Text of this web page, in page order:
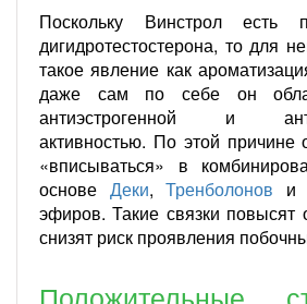
Поскольку Винстрол есть
дигидротестостерона, то для
такое явление как
даже сам по себе он
антиэстрогенной и
активностью. По этой
«вписываться» в
основе Деки, Тренболонов и
эфиров. Такие связки повысят
снизят риск проявления
Положительные